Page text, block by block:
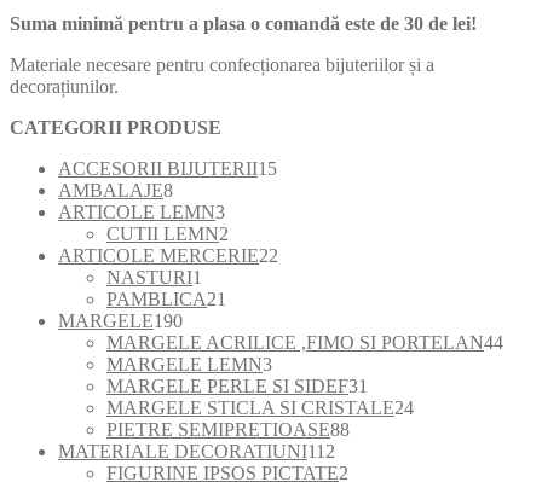
recente
Suma minimă pentru a plasa o comandă este de 30 de lei!
Materiale necesare pentru confecționarea bijuteriilor și a
decorațiunilor.
CATEGORII PRODUSE
ACCESORII BIJUTERII1515
AMBALAJE88
produse
ARTICOLE LEMN33
produse
CUTII LEMN2
produse
ARTICOLE MERCERIE22
NASTURI1
produs
PAMBLICA21
produse
MARGELE190190
de
produse
MARGELE ACRILICE ,FIMO SI PORTELAN4444
MARGELE LEMN33
produse
MARGELE PERLE SI SIDEF31
de
MARGELE STICLA SI CRISTALE2424
PIETRE SEMIPRETIOASE8888
MATERIALE DECORATIUNI112
produse
FIGURINE IPSOS PICTATE2